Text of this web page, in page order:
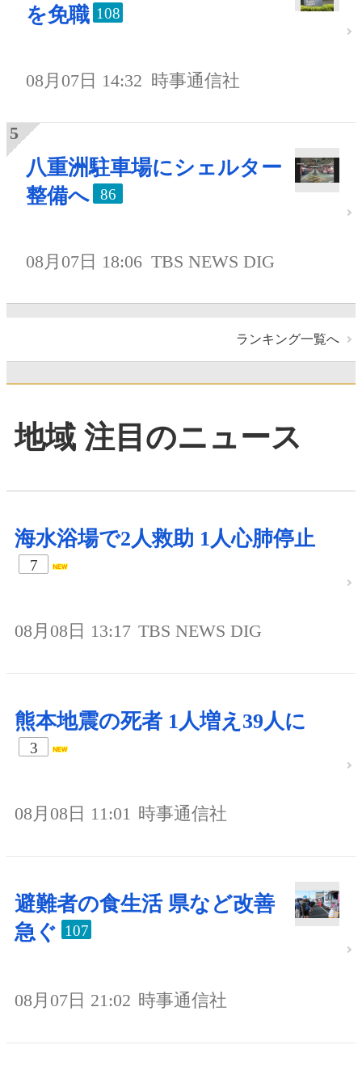
を免職 108
08月07日 14:32 時事通信社
八重洲駐車場にシェルター
整備へ
86
08月07日 18:06 TBS NEWS DIG
ランキング一覧へ
地域 注目のニュース
海水浴場で2人救助 1人心肺停止
7
08月08日 13:17 TBS NEWS DIG
熊本地震の死者 1人増え39人に
3
08月08日 11:01 時事通信社
避難者の食生活 県など改善
急ぐ 107
08月07日 21:02 時事通信社